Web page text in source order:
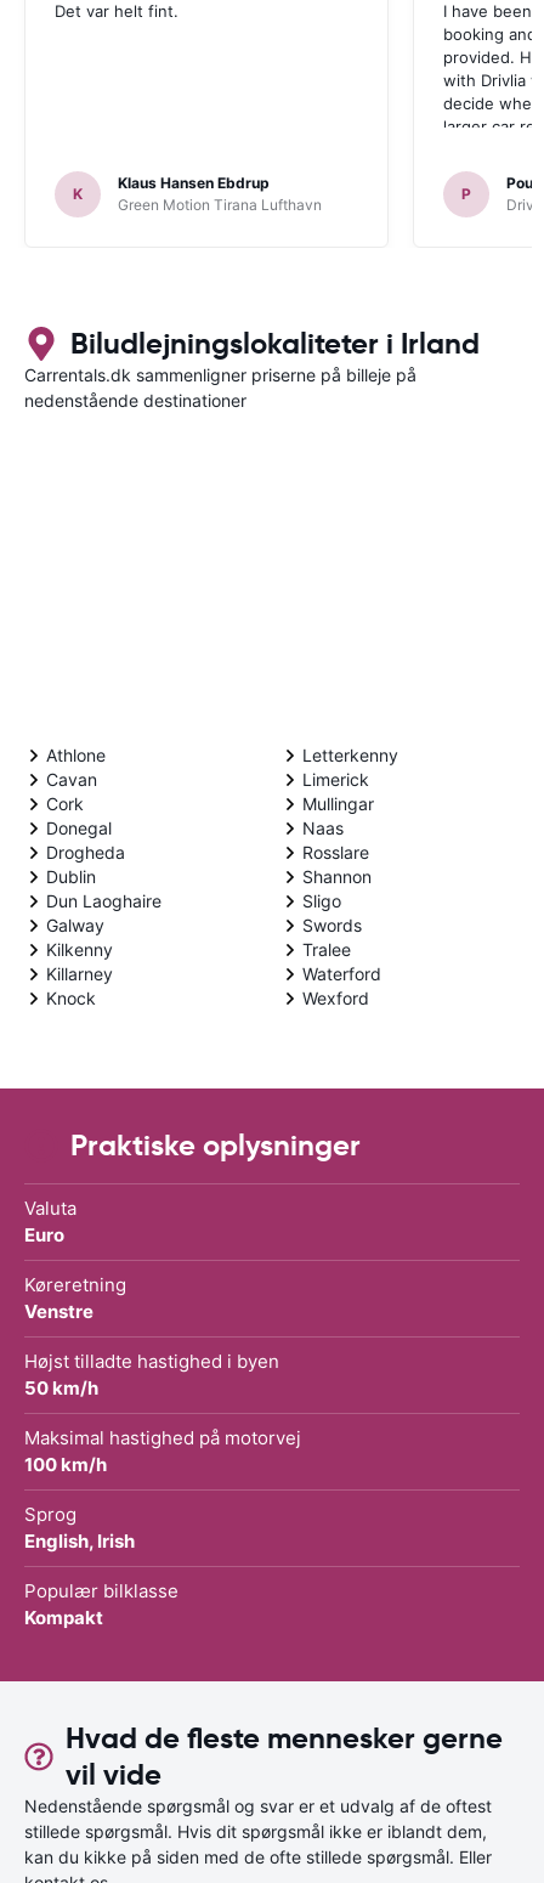
Det var helt fint.
K
Klaus Hansen Ebdrup
Green Motion Tirana Lufthavn
I have been
booking and
provided.
with Drivlia
decide
larger car
P
Poul
Biludlejningslokaliteter i Irland
Carrentals.dk sammenligner priserne på billeje på
nedenstående destinationer
Athlone
Cavan
Cork
Donegal
Drogheda
Dublin
Dun Laoghaire
Galway
Kilkenny
Killarney
Knock
Letterkenny
Limerick
Mullingar
Naas
Rosslare
Shannon
Sligo
Swords
Tralee
Waterford
Wexford
Praktiske oplysninger
Valuta
Euro
Køreretning
Venstre
Højst tilladte hastighed i byen
50 km/h
Maksimal hastighed på motorvej
100 km/h
Sprog
English, Irish
Populær bilklasse
Kompakt
Hvad de fleste mennesker gerne
vil vide
Nedenstående spørgsmål og svar er et udvalg af de oftest
stillede spørgsmål. Hvis dit spørgsmål ikke er iblandt dem,
kan du kikke på siden med de ofte stillede spørgsmål. Eller